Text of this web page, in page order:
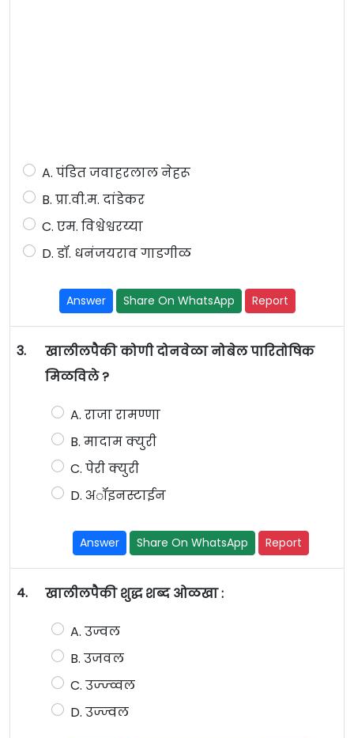
A. पंडित जवाहरलाल नेहरू
B. प्रा.वी.म. दांडेकर
C. एम. विश्वेश्वरय्या
D. डॉ. धनंजयराव गाडगीळ
Answer Share On WhatsApp Report
3.
खालीलपैकी कोणी दोनवेळा नोबेल पारितोषिक
मिळविले ?
A. राजा रामण्णा
B. मादाम क्युरी
C. पेरी क्युरी
D. अॉइनस्टाईन
Answer Share On WhatsApp Report
4. खालीलपैकी शुद्ध शब्द ओळखा :
A. उज्वल
B. उजवल
C. उज्ज्व्वल
D. उज्ज्वल